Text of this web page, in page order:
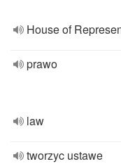
House of
prawo
law
tworzyc ustawe